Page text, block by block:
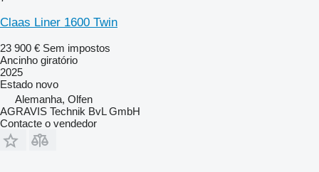
Claas Liner 1600 Twin
23 900 € Sem impostos
Ancinho giratório
2025
Estado novo
Alemanha, Olfen
AGRAVIS Technik BvL GmbH
Contacte o vendedor